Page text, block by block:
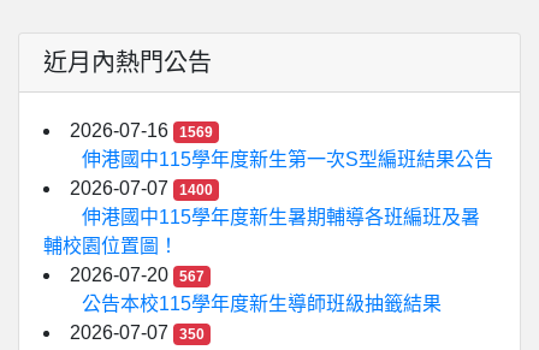
近月內熱門公告
2026-07-16 1569
伸港國中115學年度新生第一次S型編班結果公告
2026-07-07
1400
伸港國中115學年度新生暑期輔導各班編班及暑
輔校園位置圖！
2026-07-20
567
公告本校115學年度新生導師班級抽籤結果
2026-07-07
350